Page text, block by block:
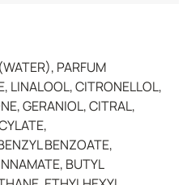
PARFUM
LINALOOL, CITRONELLOL,
GERANIOL, CITRAL,
BENZOATE,
BUTYL